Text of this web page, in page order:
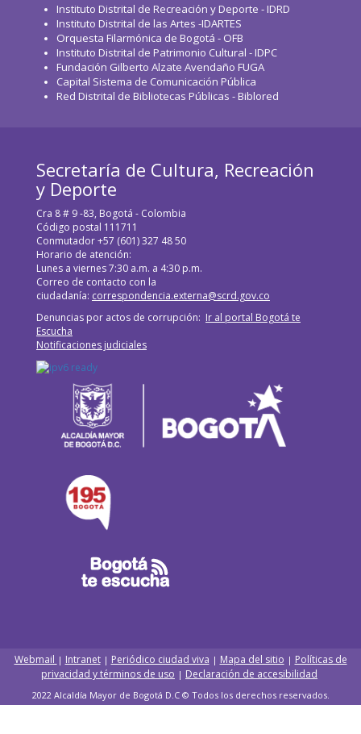
Instituto Distrital de Recreación y Deporte - IDRD
Instituto Distrital de las Artes -IDARTES
Orquesta Filarmónica de Bogotá - OFB
Instituto Distrital de Patrimonio Cultural - IDPC
Fundación Gilberto Alzate Avendaño FUGA
Capital Sistema de Comunicación Pública
Red Distrital de Bibliotecas Públicas - Biblored
Secretaría de Cultura, Recreación
y Deporte
Cra 8 # 9 -83, Bogotá - Colombia
Código postal 111711
Conmutador +57 (601) 327 48 50
Horario de atención:
Lunes a viernes 7:30 a.m. a 4:30 p.m.
Correo de contacto con la
ciudadanía: correspondencia.externa@scrd.gov.co
Denuncias por actos de corrupción: Ir al portal Bogotá te
Escucha
Notificaciones judiciales
Webmail | Intranet| Periódico ciudad viva | Mapa del sitio | Políticas de
privacidad y términos de uso | Declaración de accesibilidad
2022 Alcaldía Mayor de Bogotá D.C © Todos los derechos reservados.